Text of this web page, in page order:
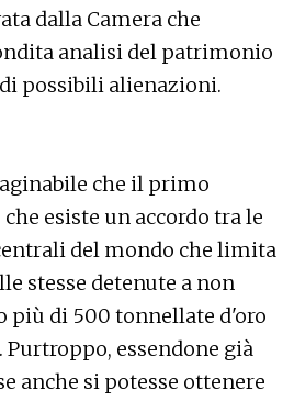
dalla Camera che
analisi del patrimonio
possibili alienazioni.
che il primo
esiste un accordo tra le
del mondo che limita
stesse detenute a non
più di 500 tonnellate d'oro
essendone già
anche si potesse ottenere